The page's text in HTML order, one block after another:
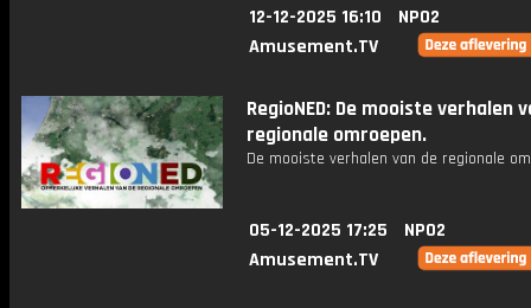
12-12-2025 16:10
NPO2
Amusement.TV
RegioNED: De mooiste verhalen
regionale omroepen.
De mooiste verhalen van de regionale
05-12-2025 17:25
NPO2
Amusement.TV